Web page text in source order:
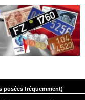
posées fréquemment)